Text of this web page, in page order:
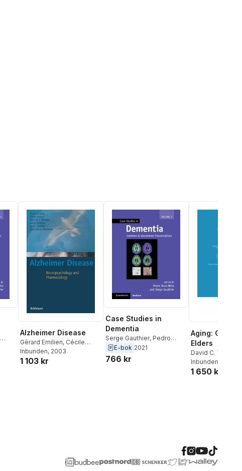
Alzheimer Disease
Gérard Emilien, Cécile
Durlach,Kenneth L.
Minaker,Bengt Winblad
Inbunden, 2003
1 103 kr
Case Studies in
Dementia
Serge Gauthier, Pedro
Rosa-Neto
E-bok 2021
766 kr
Aging: Caring
Elders
David C.
Gauthier,
Weisstub
Inbunden
1 650 kr